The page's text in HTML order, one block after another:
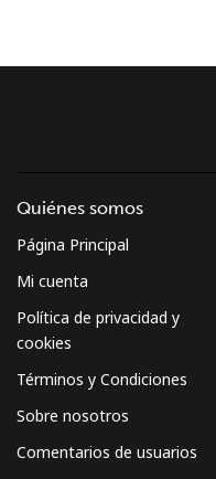
Quiénes somos
Página Principal
Mi cuenta
Política de privacidad y
cookies
Términos y Condiciones
Sobre nosotros
Comentarios de usuarios